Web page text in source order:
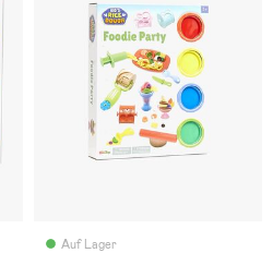
Auf Lager